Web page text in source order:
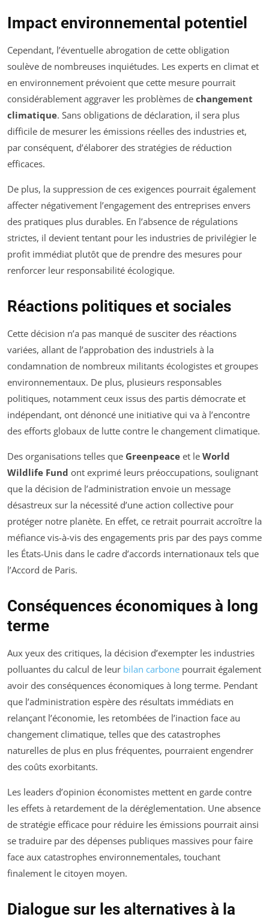
Impact environnemental potentiel
Cependant, l’éventuelle abrogation de cette obligation
soulève de nombreuses inquiétudes. Les experts en climat et
en environnement prévoient que cette mesure pourrait
considérablement aggraver les problèmes de changement
climatique. Sans obligations de déclaration, il sera plus
difficile de mesurer les émissions réelles des industries et,
par conséquent, d’élaborer des stratégies de réduction
efficaces.
De plus, la suppression de ces exigences pourrait également
affecter négativement l’engagement des entreprises envers
des pratiques plus durables. En l’absence de régulations
strictes, il devient tentant pour les industries de privilégier le
profit immédiat plutôt que de prendre des mesures pour
renforcer leur responsabilité écologique.
Réactions politiques et sociales
Cette décision n’a pas manqué de susciter des réactions
variées, allant de l’approbation des industriels à la
condamnation de nombreux militants écologistes et groupes
environnementaux. De plus, plusieurs responsables
politiques, notamment ceux issus des partis démocrate et
indépendant, ont dénoncé une initiative qui va à l’encontre
des efforts globaux de lutte contre le changement climatique.
Des organisations telles que Greenpeace et le World
Wildlife Fund ont exprimé leurs préoccupations, soulignant
que la décision de l’administration envoie un message
désastreux sur la nécessité d’une action collective pour
protéger notre planète. En effet, ce retrait pourrait accroître la
méfiance vis-à-vis des engagements pris par des pays comme
les États-Unis dans le cadre d’accords internationaux tels que
l’Accord de Paris.
Conséquences économiques à long
terme
Aux yeux des critiques, la décision d’exempter les industries
polluantes du calcul de leur bilan carbone pourrait également
avoir des conséquences économiques à long terme. Pendant
que l’administration espère des résultats immédiats en
relançant l’économie, les retombées de l’inaction face au
changement climatique, telles que des catastrophes
naturelles de plus en plus fréquentes, pourraient engendrer
des coûts exorbitants.
Les leaders d’opinion économistes mettent en garde contre
les effets à retardement de la déréglementation. Une absence
de stratégie efficace pour réduire les émissions pourrait ainsi
se traduire par des dépenses publiques massives pour faire
face aux catastrophes environnementales, touchant
finalement le citoyen moyen.
Dialogue sur les alternatives à la